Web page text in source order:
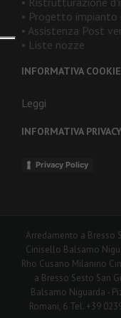
• Progetto
• Assistenza Post
• Liste nozze
INFORMATIVA COOKIE
Leggi
INFORMATIVA PRIVACY
Privacy Policy
Arredamento a Bresso
Cinisello Balsamo
Rho Cusano Milanino
a Bresso Sesto San
Balsamo Niguarda -
Romani, 6 Tel. +39